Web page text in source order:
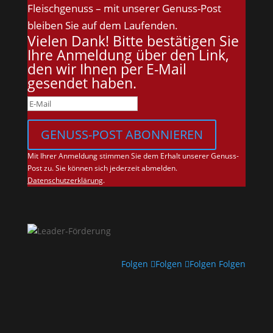
Fleischgenuss – mit unserer Genuss-Post
bleiben Sie auf dem Laufenden.
Vielen Dank! Bitte bestätigen Sie
Ihre Anmeldung über den Link,
den wir Ihnen per E-Mail
gesendet haben.
GENUSS-POST ABONNIEREN
Mit Ihrer Anmeldung stimmen Sie dem Erhalt unserer Genuss-
Post zu. Sie können sich jederzeit abmelden.
Datenschutzerklärung.
Folgen Folgen Folgen Folgen